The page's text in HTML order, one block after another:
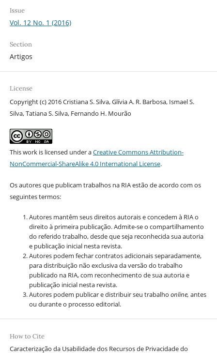
Issue
Vol. 12 No. 1 (2016)
Section
Artigos
License
Copyright (c) 2016 Cristiana S. Silva, Glívia A. R. Barbosa, Ismael S.
Silva, Tatiana S. Silva, Fernando H. Mourão
This work is licensed under aCreative Commons Attribution-
NonCommercial-ShareAlike 4.0 International License.
Os autores que publicam trabalhos na RIA estão de acordo com os
seguintes termos:
Autores mantêm seus direitos autorais e concedem à RIA o
direito à primeira publicação. Admite-se o compartilhamento
do referido trabalho, desde que seja reconhecida sua autoria
e publicação inicial nesta revista.
Autores podem fechar contratos adicionais separadamente,
para distribuição não exclusiva da versão do trabalho
publicado na RIA, com reconhecimento de sua autoria e
publicação inicial nesta revista.
Autores podem publicar e distribuir seu trabalho online, antes
ou durante o processo editorial.
How to Cite
Caracterização da Usabilidade dos Recursos de Privacidade do